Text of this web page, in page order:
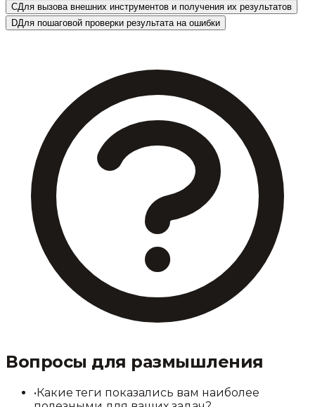
CДля вызова внешних инструментов и получения их результатов
DДля пошаговой проверки результата на ошибки
Вопросы для размышления
•Какие теги показались вам наиболее